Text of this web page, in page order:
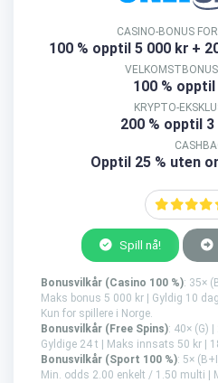
CASINO-BONUS
100 % opptil 5 000 kr +
100 %
KRYPTO-
200 % opptil 3
Opptil 25 % uten
Spill nå!
Bonusvilkår (Casino 100 %): 35×
Maks bonus 5 000 kr | Gyldig 10
Kun for spillere i Norge.
Bonusvilkår (Free Spins): 40× (G)
Gyldige 24 t | Maks innsats 50 kr |
Bonusvilkår (Sport 100 %): 5×
Min. odds 2.00 enkelt / 1.50 multi |